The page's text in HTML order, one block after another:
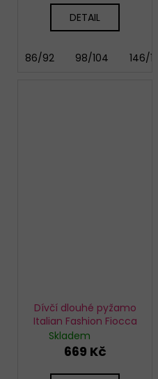
DETAIL
86/92 98/104 146/152
Dívčí dlouhé pyžamo
Italian Fashion Fiocca
Skladem
669 Kč